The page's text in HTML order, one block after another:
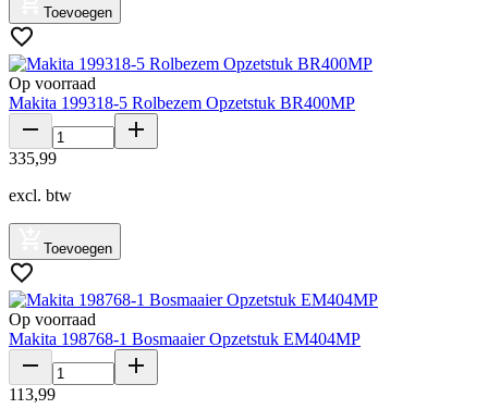
Toevoegen
Op voorraad
Makita 199318-5 Rolbezem Opzetstuk BR400MP
335,99
excl. btw
Toevoegen
Op voorraad
Makita 198768-1 Bosmaaier Opzetstuk EM404MP
113,99